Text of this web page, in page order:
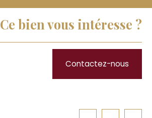
Ce bien vous intéresse ?
Contactez-nous